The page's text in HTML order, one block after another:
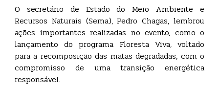
O secretário de Estado do Meio Ambiente e
Recursos Naturais (Sema), Pedro Chagas, lembrou
ações importantes realizadas no evento, como o
lançamento do programa Floresta Viva, voltado
para a recomposição das matas degradadas, com o
compromisso de uma transição energética
responsável.